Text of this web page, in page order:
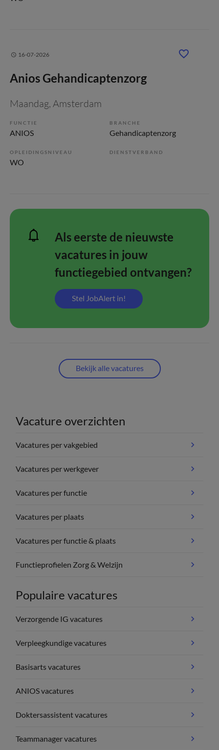
16-07-2026
Anios Gehandicaptenzorg
Maandag, Amsterdam
FUNCTIE
ANIOS
BRANCHE
Gehandicaptenzorg
OPLEIDINGSNIVEAU
WO
DIENSTVERBAND
Als eerste de nieuwste
vacatures in jouw
functiegebied ontvangen?
Stel JobAlert in!
Bekijk alle vacatures
Vacature overzichten
Vacatures per vakgebied
Vacatures per werkgever
Vacatures per functie
Vacatures per plaats
Vacatures per functie & plaats
Functieprofielen Zorg & Welzijn
Populaire vacatures
Verzorgende IG vacatures
Verpleegkundige vacatures
Basisarts vacatures
ANIOS vacatures
Doktersassistent vacatures
Teammanager vacatures